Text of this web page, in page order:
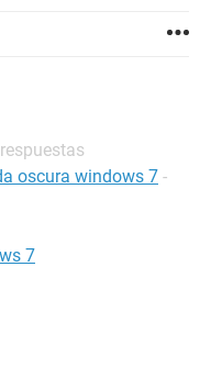
oscura windows 7 -
7